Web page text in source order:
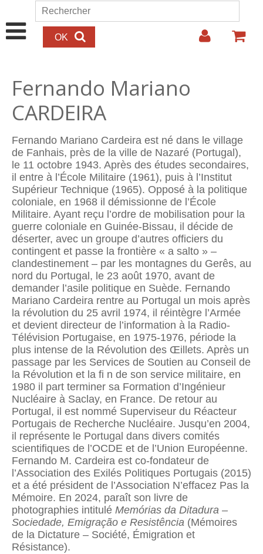
Aller au contenu principal
Formulaire de recherche
Rechercher
Fernando Mariano
CARDEIRA
Fernando Mariano Cardeira est né dans le village
de Fanhais, près de la ville de Nazaré (Portugal),
le 11 octobre 1943. Après des études secondaires,
il entre à l’École Militaire (1961), puis à l’Institut
Supérieur Technique (1965). Opposé à la politique
coloniale, en 1968 il démissionne de l’École
Militaire. Ayant reçu l’ordre de mobilisation pour la
guerre coloniale en Guinée-Bissau, il décide de
déserter, avec un groupe d’autres officiers du
contingent et passe la frontière « a salto » –
clandestinement – par les montagnes du Gerês, au
nord du Portugal, le 23 août 1970, avant de
demander l’asile politique en Suède. Fernando
Mariano Cardeira rentre au Portugal un mois après
la révolution du 25 avril 1974, il réintègre l’Armée
et devient directeur de l’information à la Radio-
Télévision Portugaise, en 1975-1976, période la
plus intense de la Révolution des Œillets. Après un
passage par les Services de Soutien au Conseil de
la Révolution et la fi n de son service militaire, en
1980 il part terminer sa Formation d’Ingénieur
Nucléaire à Saclay, en France. De retour au
Portugal, il est nommé Superviseur du Réacteur
Portugais de Recherche Nucléaire. Jusqu’en 2004,
il représente le Portugal dans divers comités
scientifiques de l’OCDE et de l’Union Européenne.
Fernando M. Cardeira est co-fondateur de
l’Association des Exilés Politiques Portugais (2015)
et a été président de l’Association N’effacez Pas la
Mémoire. En 2024, paraît son livre de
photographies intitulé Memórias da Ditadura –
Sociedade, Emigração e Resistência (Mémoires
de la Dictature – Société, Émigration et
Résistance).